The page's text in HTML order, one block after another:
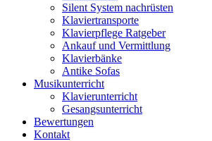
Silent System nachrüsten
Klaviertransporte
Klavierpflege Ratgeber
Ankauf und Vermittlung
Klavierbänke
Antike Sofas
Musikunterricht
Klavierunterricht
Gesangsunterricht
Bewertungen
Kontakt